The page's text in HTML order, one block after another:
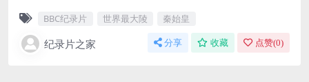
BBC纪录片 世界最大陵 秦始皇
纪录片之家 分享 收藏 点赞(0)